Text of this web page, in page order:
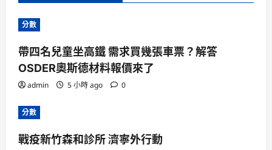
分數
帶四名兒童坐高鐵 需求買幾張車票？解答
OSDER奧斯德材料報價來了
admin 5 小時 ago 0
分數
戰疫新竹森和診所 濟寧外行動